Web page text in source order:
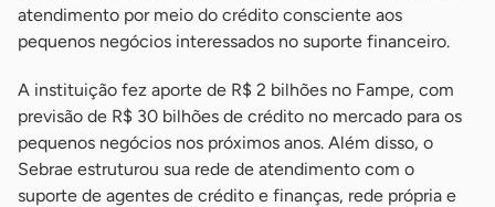
atendimento por meio do crédito consciente aos
pequenos negócios interessados no suporte financeiro.
A instituição fez aporte de R$ 2 bilhões no Fampe, com
previsão de R$ 30 bilhões de crédito no mercado para os
pequenos negócios nos próximos anos. Além disso, o
Sebrae estruturou sua rede de atendimento com o
suporte de agentes de crédito e finanças, rede própria e